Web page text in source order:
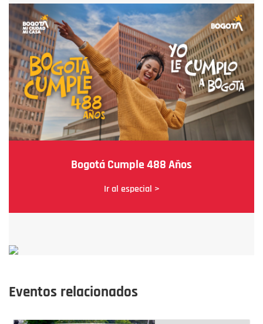
Bogotá Cumple 488 Años
Ir al especial >
Eventos relacionados